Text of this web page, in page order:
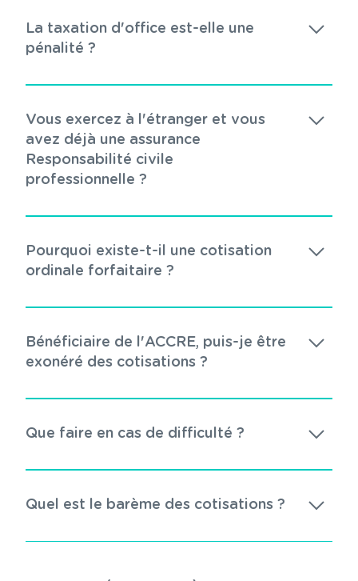
La taxation d'office est-elle une
pénalité ?
Vous exercez à l'étranger et vous
avez déjà une assurance
Responsabilité civile
professionnelle ?
Pourquoi existe-t-il une cotisation
ordinale forfaitaire ?
Bénéficiaire de l'ACCRE, puis-je être
exonéré des cotisations ?
Que faire en cas de difficulté ?
Quel est le barème des cotisations ?